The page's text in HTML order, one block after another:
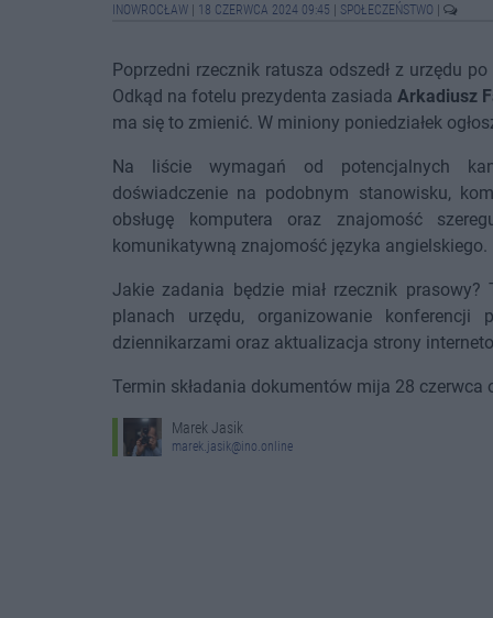
INOWROCŁAW 18 CZERWCA 2024 09:45 SPOŁECZEŃSTWO
Poprzedni rzecznik ratusza odszedł z urzędu
Odkąd na fotelu prezydenta zasiada Arkadiusz
ma się to zmienić. W miniony poniedziałek
Na liście wymagań od potencjalnych
doświadczenie na podobnym stanowisku,
obsługę komputera oraz znajomość
komunikatywną znajomość języka angielskiego.
Jakie zadania będzie miał rzecznik
planach urzędu, organizowanie konferencji
dziennikarzami oraz aktualizacja strony
Termin składania dokumentów mija 28
Marek Jasik
marek.jasik@ino.online